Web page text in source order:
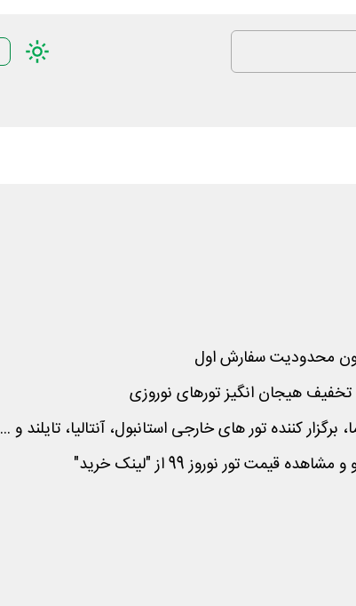
محدودیت سفارش اول
هیجان انگیز تورهای نوروزی
برگزار کننده تور های خارجی استانبول، آنتالیا، تایلند و ...
مشاهده قیمت تور نوروز 99 از "لینک خرید"